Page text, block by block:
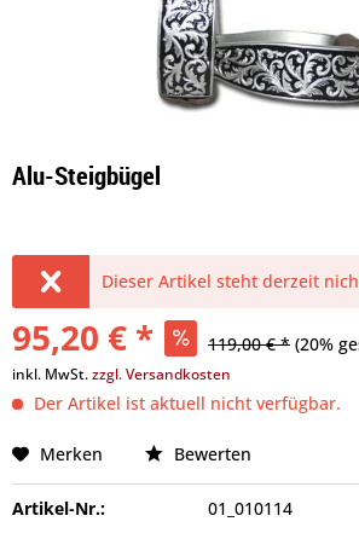
Alu-Steigbügel
Dieser Artikel steht derzeit
95,20 € * 119,00 € * (20%
inkl. MwSt.zzgl. Versandkosten
Der Artikel ist aktuell nicht verfügbar.
Merken Bewerten
Artikel-Nr.: 01_010114